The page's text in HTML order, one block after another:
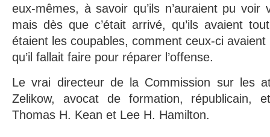
eux-mêmes, à savoir qu’ils n’auraient pu
mais dès que c’était arrivé, qu’ils avaient
étaient les coupables, comment ceux-ci
qu’il fallait faire pour réparer l’offense.
Le vrai directeur de la Commission sur les
Zelikow, avocat de formation, républicain,
Thomas H. Kean et Lee H. Hamilton.